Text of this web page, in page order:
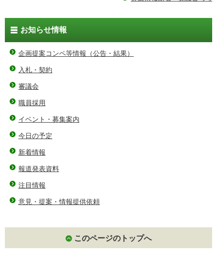
お知らせ情報
企画提案コンペ等情報（公告・結果）
入札・契約
審議会
職員採用
イベント・募集案内
今日の予定
新着情報
報道発表資料
注目情報
意見・提案・情報提供依頼
このページのトップへ